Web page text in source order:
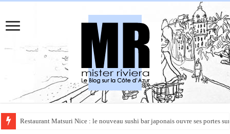
Rüya à Cannes : le restaurant éphémère de l’Hôtel Carlton pour un